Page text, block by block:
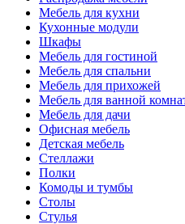
Мебель для кухни
Кухонные модули
Шкафы
Мебель для гостиной
Мебель для спальни
Мебель для прихожей
Мебель для ванной
Мебель для дачи
Офисная мебель
Детская мебель
Стеллажи
Полки
Комоды и тумбы
Столы
Стулья